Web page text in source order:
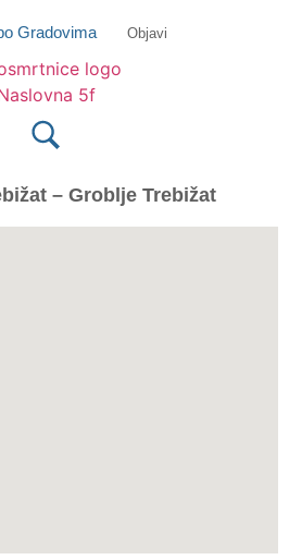
i IOS aplikaciju
Gradovima Objavi
– Groblje Trebižat